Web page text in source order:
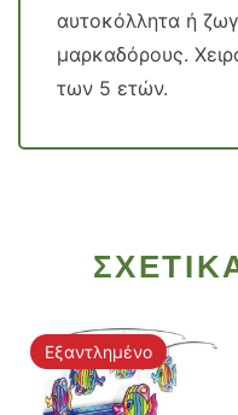
αυτοκόλλητα ή
μαρκαδόρους.
των 5 ετών.
Εξαντλημένο